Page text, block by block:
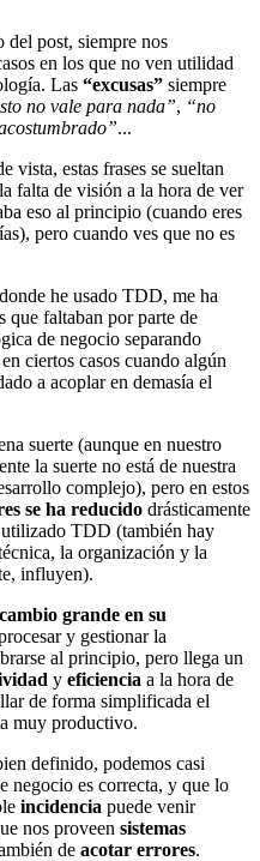
post, siempre nos
en los que no ven utilidad
Las “excusas” siempre
no vale para nada”, “no
...
vista, estas frases se sueltan
falta de visión a la hora de ver
eso al principio (cuando eres
pero cuando ves que no es
he usado TDD, me ha
que faltaban por parte de
de negocio separando
ciertos casos cuando algún
a acoplar en demasía el
suerte (aunque en nuestro
la suerte no está de nuestra
complejo), pero en estos
se ha reducido drásticamente
utilizado TDD (también hay
la organización y la
influyen).
grande en su
y gestionar la
al principio, pero llega un
y eficiencia a la hora de
de forma simplificada el
muy productivo.
definido, podemos casi
negocio es correcta, y que lo
incidencia puede venir
nos proveen sistemas
de acotar errores.